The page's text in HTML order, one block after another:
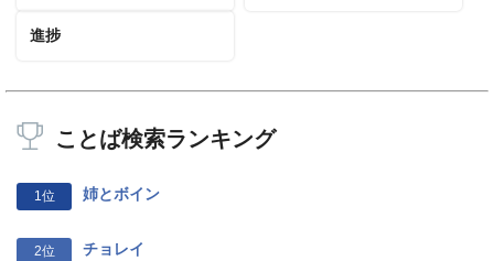
進捗
ことば検索ランキング
1位 姉とボイン
2位 チョレイ